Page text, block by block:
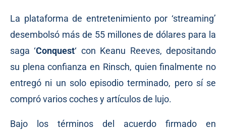
La plataforma de entretenimiento por ‘streaming’
desembolsó más de 55 millones de dólares para la
saga ‘Conquest‘ con Keanu Reeves, depositando
su plena confianza en Rinsch, quien finalmente no
entregó ni un solo episodio terminado, pero sí se
compró varios coches y artículos de lujo.
Bajo los términos del acuerdo firmado en